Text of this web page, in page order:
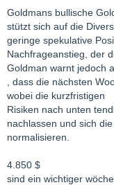
Goldmans bullische
stützt sich auf die
geringe spekulative
Nachfrageanstieg, der
Goldman warnt jedoch
, dass die nächsten
wobei die kurzfristigen
Risiken nach unten
nachlassen und sich
normalisieren.
4.850 $
sind ein wichtiger